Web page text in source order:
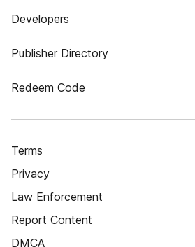
Developers
Publisher Directory
Redeem Code
Terms
Privacy
Law Enforcement
Report Content
DMCA